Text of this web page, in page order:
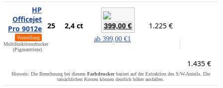
HP
Officejet
Pro 9012e
Vorstellung
Multifunktionsdrucker
(Pigmenttinte)
25 2,4 ct 399,00 €
ab 399,00 €1
1.225 €
1.435 €
Hinweis: Die Berechnung bei diesem Farbdruckerbasiert auf der Extraktion des S/W-Anteils. Die
tatsächlichen Kosten können deutlich höher ausfallen.